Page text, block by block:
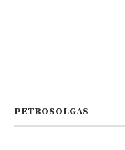
PETROSOLGAS